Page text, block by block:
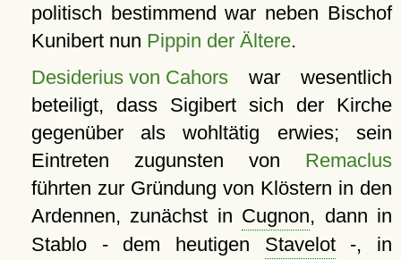
politisch bestimmend war neben Bischof
Kunibert nun Pippin der Ältere.
Desiderius von Cahorswar wesentlich
beteiligt, dass Sigibert sich der Kirche
gegenüber als wohltätig erwies; sein
Eintreten zugunsten von Remaclus
führten zur Gründung von Klöstern in den
Ardennen, zunächst in Cugnon, dann in
Stablo - dem heutigen Stavelot-, in